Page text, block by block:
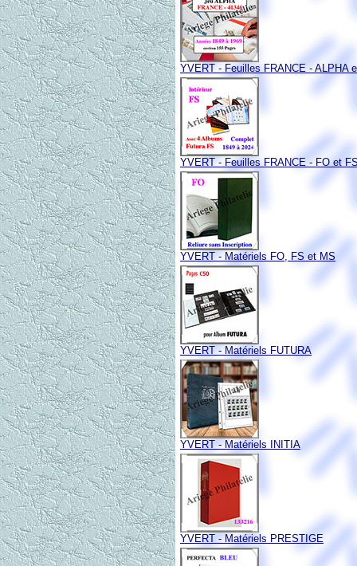
YVERT - Feuilles FRANCE - ALPHA
YVERT - Feuilles FRANCE - FO et
YVERT - Matériels FO, FS et MS
YVERT - Matériels FUTURA
YVERT - Matériels INITIA
YVERT - Matériels PRESTIGE